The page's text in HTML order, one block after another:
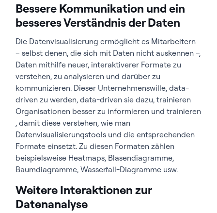
Bessere Kommunikation und ein
besseres Verständnis der Daten
Die Datenvisualisierung ermöglicht es Mitarbeitern
– selbst denen, die sich mit Daten nicht auskennen –,
Daten mithilfe neuer, interaktiverer Formate zu
verstehen, zu analysieren und darüber zu
kommunizieren. Dieser Unternehmenswille, data-
driven zu werden, data-driven sie dazu, trainieren
Organisationen besser zu informieren und trainieren
, damit diese verstehen, wie man
Datenvisualisierungstools und die entsprechenden
Formate einsetzt. Zu diesen Formaten zählen
beispielsweise Heatmaps, Blasendiagramme,
Baumdiagramme, Wasserfall-Diagramme usw.
Weitere Interaktionen zur
Datenanalyse